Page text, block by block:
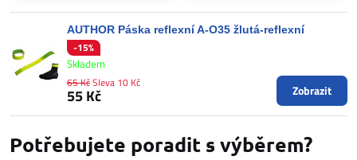
AUTHOR Páska reflexní A-O35 žlutá-reflexní
-15%
Skladem
55 Kč
65 KčSleva 10 Kč Zobrazit
Potřebujete poradit s výběrem?